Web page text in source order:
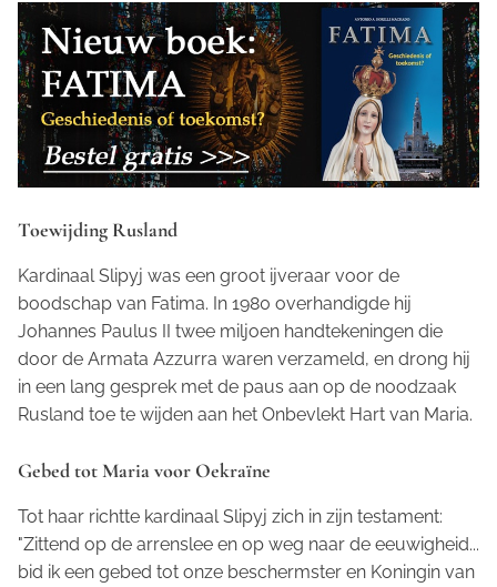
Toewijding Rusland
Kardinaal Slipyj was een groot ijveraar voor de
boodschap van Fatima. In 1980 overhandigde hij
Johannes Paulus II twee miljoen handtekeningen die
door de Armata Azzurra waren verzameld, en drong hij
in een lang gesprek met de paus aan op de noodzaak
Rusland toe te wijden aan het Onbevlekt Hart van Maria.
Gebed tot Maria voor Oekraïne
Tot haar richtte kardinaal Slipyj zich in zijn testament:
"Zittend op de arrenslee en op weg naar de eeuwigheid...
bid ik een gebed tot onze beschermster en Koningin van